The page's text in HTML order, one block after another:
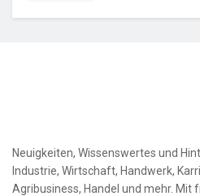
Neuigkeiten, Wissenswertes und
Industrie, Wirtschaft, Handwerk,
Agribusiness, Handel und mehr.